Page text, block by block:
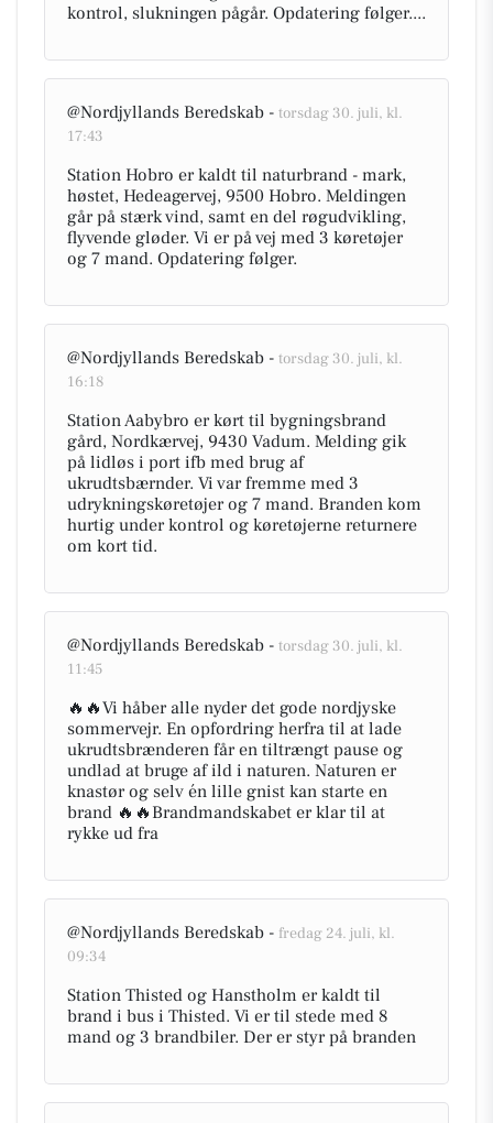
kontrol, slukningen pågår. Opdatering følger....
@Nordjyllands Beredskab - torsdag 30. juli, kl.
17:43
Station Hobro er kaldt til naturbrand - mark,
høstet, Hedeagervej, 9500 Hobro. Meldingen
går på stærk vind, samt en del røgudvikling,
flyvende gløder. Vi er på vej med 3 køretøjer
og 7 mand. Opdatering følger.
@Nordjyllands Beredskab - torsdag 30. juli, kl.
16:18
Station Aabybro er kørt til bygningsbrand
gård, Nordkærvej, 9430 Vadum. Melding gik
på lidløs i port ifb med brug af
ukrudtsbærnder. Vi var fremme med 3
udrykningskøretøjer og 7 mand. Branden kom
hurtig under kontrol og køretøjerne returnere
om kort tid.
@Nordjyllands Beredskab - torsdag 30. juli, kl.
11:45
🔥🔥Vi håber alle nyder det gode nordjyske
sommervejr. En opfordring herfra til at lade
ukrudtsbrænderen får en tiltrængt pause og
undlad at bruge af ild i naturen. Naturen er
knastør og selv én lille gnist kan starte en
brand 🔥🔥Brandmandskabet er klar til at
rykke ud fra
@Nordjyllands Beredskab - fredag 24. juli, kl.
09:34
Station Thisted og Hanstholm er kaldt til
brand i bus i Thisted. Vi er til stede med 8
mand og 3 brandbiler. Der er styr på branden